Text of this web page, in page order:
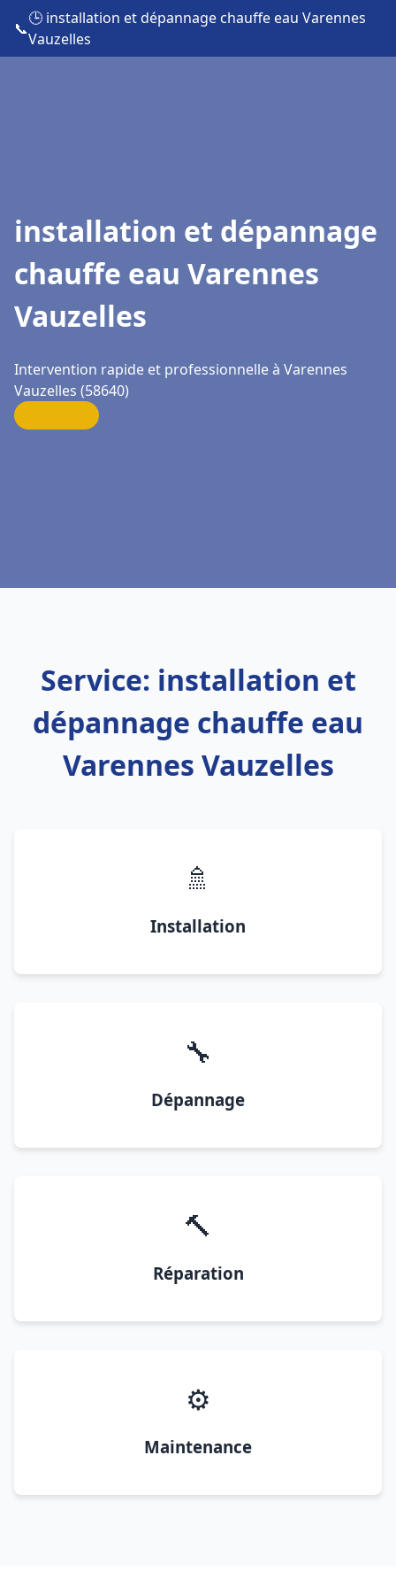
📞
🕒 installation et dépannage chauffe eau Varennes
Vauzelles
installation et dépannage
chauffe eau Varennes
Vauzelles
Intervention rapide et professionnelle à Varennes
Vauzelles (58640)
Service: installation et
dépannage chauffe eau
Varennes Vauzelles
🚿
Installation
🔧
Dépannage
🔨
Réparation
⚙️
Maintenance